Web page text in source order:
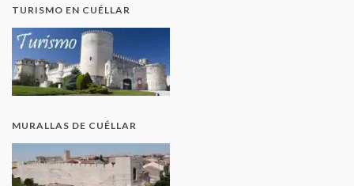
TURISMO EN CUÉLLAR
MURALLAS DE CUÉLLAR